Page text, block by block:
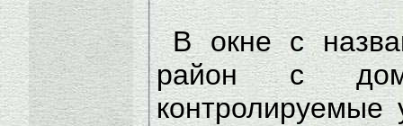
В окне с
район с
контролируемые